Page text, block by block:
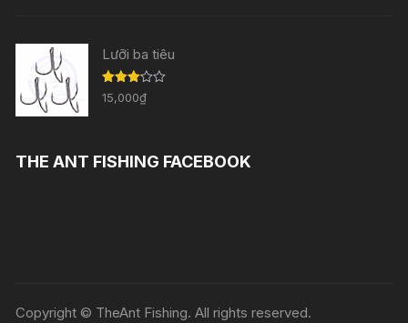
Lưỡi ba tiêu
Được
xếp
15,000₫
THE ANT FISHING FACEBOOK
Copyright © TheAnt Fishing. All rights reserved.